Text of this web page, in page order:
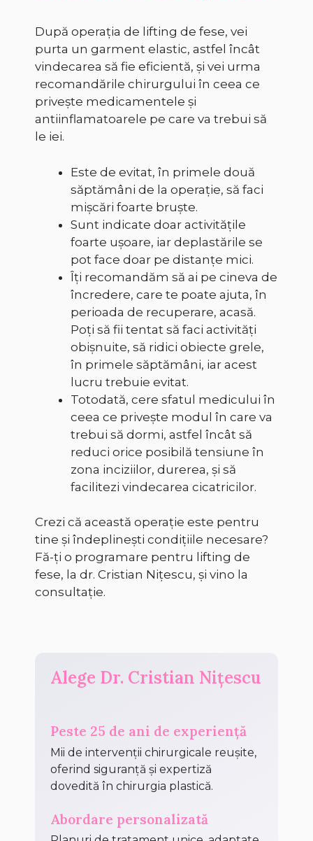
După operația de lifting de fese, vei
purta un garment elastic, astfel încât
vindecarea să fie eficientă, și vei urma
recomandările chirurgului în ceea ce
privește medicamentele și
antiinflamatoarele pe care va trebui să
le iei.
Este de evitat, în primele două
săptămâni de la operație, să faci
mișcări foarte bruște.
Sunt indicate doar activitățile
foarte ușoare, iar deplastările se
pot face doar pe distanțe mici.
Îți recomandăm să ai pe cineva de
încredere, care te poate ajuta, în
perioada de recuperare, acasă.
Poți să fii tentat să faci activități
obișnuite, să ridici obiecte grele,
în primele săptămâni, iar acest
lucru trebuie evitat.
Totodată, cere sfatul medicului în
ceea ce privește modul în care va
trebui să dormi, astfel încât să
reduci orice posibilă tensiune în
zona inciziilor, durerea, și să
facilitezi vindecarea cicatricilor.
Crezi că această operație este pentru
tine și îndeplinești condițiile necesare?
Fă-ți o programare pentru lifting de
fese, la dr. Cristian Nițescu, și vino la
consultație.
Alege Dr. Cristian Nițescu
Peste 25 de ani de experiență
Mii de intervenții chirurgicale reușite,
oferind siguranță și expertiză
dovedită în chirurgia plastică.
Abordare personalizată